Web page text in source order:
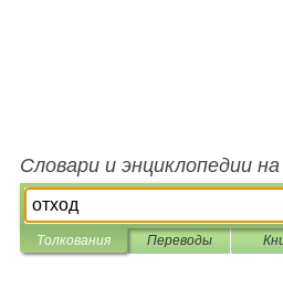
Словари и энциклопедии
Толкования Переводы